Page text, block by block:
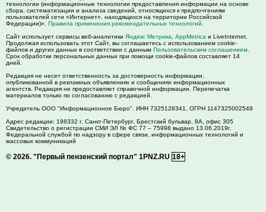
технологии (информационные технологии предоставления информации на основе
сбора, систематизации и анализа сведений, относящихся к предпочтениям
пользователей сети «Интернет», находящихся на территории Российской
Федерации)». Правила применения рекомендательных технологий
Сайт использует сервисы веб-аналитики Яндекс Метрика AppMetrica и LiveInternet.
Продолжая использовать этот Сайт, вы соглашаетесь с использованием cookie-
файлов и других данных в соответствии с данным Пользовательским соглашением
Срок обработки персональных данных при помощи cookie-файлов составляет 14
дней.
Редакция не несет ответственность за достоверность информации,
опубликованной в рекламных объявлениях и сообщениях информационных
агентств. Редакция не предоставляет справочной информации. Перепечатка
материалов только по согласованию с редакцией.
Учредитель ООО "Информационное Бюро". ИНН 7325128341, ОГРН 1147325002549
Адрес редакции: 198332 г. Санкт-Петербург, Брестский бульвар, 8А, офис 305
Свидетельство о регистрации СМИ ЭЛ № ФС 77 – 75998 выдано 13.06.2019г.
Федеральной службой по надзору в сфере связи, информационных технологий и
массовых коммуникаций
© 2026. "Первый пензенский портал" 1PNZ.RU 18+